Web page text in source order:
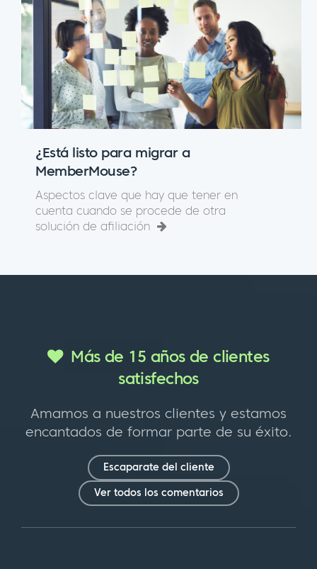
¿Está listo para migrar a
MemberMouse?
Aspectos clave que hay que tener en
cuenta cuando se procede de otra
solución de afiliación
Más de 15 años de clientes
satisfechos
Amamos a nuestros clientes y estamos
encantados de formar parte de su éxito.
Escaparate del cliente
Ver todos los comentarios